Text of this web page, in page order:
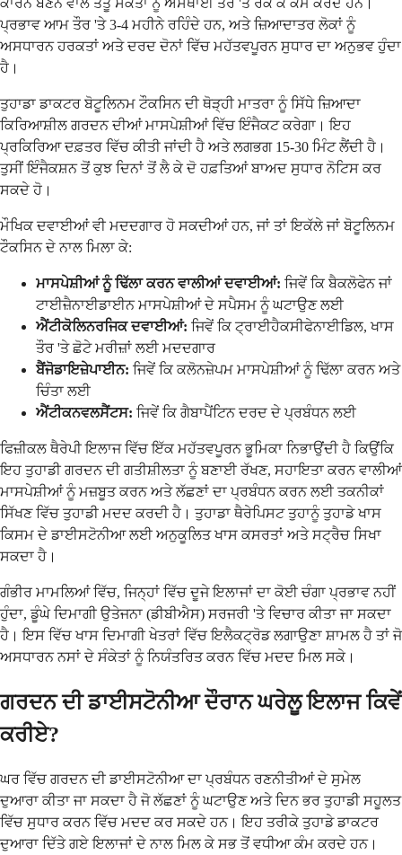
ਪ੍ਰਭਾਵ ਆਮ ਤੌਰ 'ਤੇ 3-4 ਮਹੀਨੇ ਰਹਿੰਦੇ ਹਨ, ਅਤੇ ਜ਼ਿਆਦਾਤਰ ਲੋਕਾਂ ਨੂੰ
ਅਸਧਾਰਨ ਹਰਕਤਾਂ ਅਤੇ ਦਰਦ ਦੋਨਾਂ ਵਿੱਚ ਮਹੱਤਵਪੂਰਨ ਸੁਧਾਰ ਦਾ ਅਨੁਭਵ ਹੁੰਦਾ
ਹੈ।
ਤੁਹਾਡਾ ਡਾਕਟਰ ਬੋਟੂਲਿਨਮ ਟੌਕਸਿਨ ਦੀ ਥੋੜ੍ਹੀ ਮਾਤਰਾ ਨੂੰ ਸਿੱਧੇ ਜ਼ਿਆਦਾ
ਕਿਰਿਆਸ਼ੀਲ ਗਰਦਨ ਦੀਆਂ ਮਾਸਪੇਸ਼ੀਆਂ ਵਿੱਚ ਇੰਜੈਕਟ ਕਰੇਗਾ। ਇਹ
ਪ੍ਰਕਿਰਿਆ ਦਫ਼ਤਰ ਵਿੱਚ ਕੀਤੀ ਜਾਂਦੀ ਹੈ ਅਤੇ ਲਗਭਗ 15-30 ਮਿੰਟ ਲੈਂਦੀ ਹੈ।
ਤੁਸੀਂ ਇੰਜੈਕਸ਼ਨ ਤੋਂ ਕੁਝ ਦਿਨਾਂ ਤੋਂ ਲੈ ਕੇ ਦੋ ਹਫ਼ਤਿਆਂ ਬਾਅਦ ਸੁਧਾਰ ਨੋਟਿਸ ਕਰ
ਸਕਦੇ ਹੋ।
ਮੌਖਿਕ ਦਵਾਈਆਂ ਵੀ ਮਦਦਗਾਰ ਹੋ ਸਕਦੀਆਂ ਹਨ, ਜਾਂ ਤਾਂ ਇਕੱਲੇ ਜਾਂ ਬੋਟੂਲਿਨਮ
ਟੌਕਸਿਨ ਦੇ ਨਾਲ ਮਿਲਾ ਕੇ:
ਮਾਸਪੇਸ਼ੀਆਂ ਨੂੰ ਢਿੱਲਾ ਕਰਨ ਵਾਲੀਆਂ ਦਵਾਈਆਂ: ਜਿਵੇਂ ਕਿ ਬੈਕਲੋਫੇਨ ਜਾਂ
ਟਾਈਜ਼ੈਨਾਈਡਾਈਨ ਮਾਸਪੇਸ਼ੀਆਂ ਦੇ ਸਪੈਸਮ ਨੂੰ ਘਟਾਉਣ ਲਈ
ਐਂਟੀਕੋਲਿਨਰਜਿਕ ਦਵਾਈਆਂ: ਜਿਵੇਂ ਕਿ ਟ੍ਰਾਈਹੈਕਸੀਫੇਨਾਈਡਿਲ, ਖਾਸ
ਤੌਰ 'ਤੇ ਛੋਟੇ ਮਰੀਜ਼ਾਂ ਲਈ ਮਦਦਗਾਰ
ਬੈਂਜੋਡਾਇਜ਼ੇਪਾਈਨ: ਜਿਵੇਂ ਕਿ ਕਲੋਨਜ਼ੇਪਮ ਮਾਸਪੇਸ਼ੀਆਂ ਨੂੰ ਢਿੱਲਾ ਕਰਨ ਅਤੇ
ਚਿੰਤਾ ਲਈ
ਐਂਟੀਕਨਵਲਸੈਂਟਸ: ਜਿਵੇਂ ਕਿ ਗੈਬਾਪੈਂਟਿਨ ਦਰਦ ਦੇ ਪ੍ਰਬੰਧਨ ਲਈ
ਫਿਜ਼ੀਕਲ ਥੈਰੇਪੀ ਇਲਾਜ ਵਿੱਚ ਇੱਕ ਮਹੱਤਵਪੂਰਨ ਭੂਮਿਕਾ ਨਿਭਾਉਂਦੀ ਹੈ ਕਿਉਂਕਿ
ਇਹ ਤੁਹਾਡੀ ਗਰਦਨ ਦੀ ਗਤੀਸ਼ੀਲਤਾ ਨੂੰ ਬਣਾਈ ਰੱਖਣ, ਸਹਾਇਤਾ ਕਰਨ ਵਾਲੀਆਂ
ਮਾਸਪੇਸ਼ੀਆਂ ਨੂੰ ਮਜ਼ਬੂਤ ​​ਕਰਨ ਅਤੇ ਲੱਛਣਾਂ ਦਾ ਪ੍ਰਬੰਧਨ ਕਰਨ ਲਈ ਤਕਨੀਕਾਂ
ਸਿੱਖਣ ਵਿੱਚ ਤੁਹਾਡੀ ਮਦਦ ਕਰਦੀ ਹੈ। ਤੁਹਾਡਾ ਥੈਰੇਪਿਸਟ ਤੁਹਾਨੂੰ ਤੁਹਾਡੇ ਖਾਸ
ਕਿਸਮ ਦੇ ਡਾਈਸਟੋਨੀਆ ਲਈ ਅਨੁਕੂਲਿਤ ਖਾਸ ਕਸਰਤਾਂ ਅਤੇ ਸਟ੍ਰੈਚ ਸਿਖਾ
ਸਕਦਾ ਹੈ।
ਗੰਭੀਰ ਮਾਮਲਿਆਂ ਵਿੱਚ, ਜਿਨ੍ਹਾਂ ਵਿੱਚ ਦੂਜੇ ਇਲਾਜਾਂ ਦਾ ਕੋਈ ਚੰਗਾ ਪ੍ਰਭਾਵ ਨਹੀਂ
ਹੁੰਦਾ, ਡੂੰਘੇ ਦਿਮਾਗੀ ਉਤੇਜਨਾ (ਡੀਬੀਐਸ) ਸਰਜਰੀ 'ਤੇ ਵਿਚਾਰ ਕੀਤਾ ਜਾ ਸਕਦਾ
ਹੈ। ਇਸ ਵਿੱਚ ਖਾਸ ਦਿਮਾਗੀ ਖੇਤਰਾਂ ਵਿੱਚ ਇਲੈਕਟ੍ਰੋਡ ਲਗਾਉਣਾ ਸ਼ਾਮਲ ਹੈ ਤਾਂ ਜੋ
ਅਸਧਾਰਨ ਨਸਾਂ ਦੇ ਸੰਕੇਤਾਂ ਨੂੰ ਨਿਯੰਤਰਿਤ ਕਰਨ ਵਿੱਚ ਮਦਦ ਮਿਲ ਸਕੇ।
ਗਰਦਨ ਦੀ ਡਾਈਸਟੋਨੀਆ ਦੌਰਾਨ ਘਰੇਲੂ ਇਲਾਜ ਕਿਵੇਂ
ਕਰੀਏ?
ਘਰ ਵਿੱਚ ਗਰਦਨ ਦੀ ਡਾਈਸਟੋਨੀਆ ਦਾ ਪ੍ਰਬੰਧਨ ਰਣਨੀਤੀਆਂ ਦੇ ਸੁਮੇਲ
ਦੁਆਰਾ ਕੀਤਾ ਜਾ ਸਕਦਾ ਹੈ ਜੋ ਲੱਛਣਾਂ ਨੂੰ ਘਟਾਉਣ ਅਤੇ ਦਿਨ ਭਰ ਤੁਹਾਡੀ ਸਹੂਲਤ
ਵਿੱਚ ਸੁਧਾਰ ਕਰਨ ਵਿੱਚ ਮਦਦ ਕਰ ਸਕਦੇ ਹਨ। ਇਹ ਤਰੀਕੇ ਤੁਹਾਡੇ ਡਾਕਟਰ
ਦੁਆਰਾ ਦਿੱਤੇ ਗਏ ਇਲਾਜਾਂ ਦੇ ਨਾਲ ਮਿਲ ਕੇ ਸਭ ਤੋਂ ਵਧੀਆ ਕੰਮ ਕਰਦੇ ਹਨ।